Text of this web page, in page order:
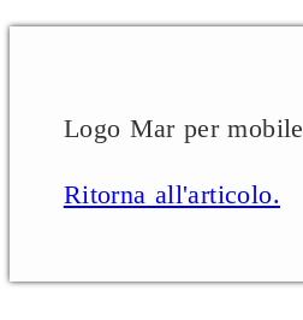
Logo Mar per mobile
Ritorna all'articolo.